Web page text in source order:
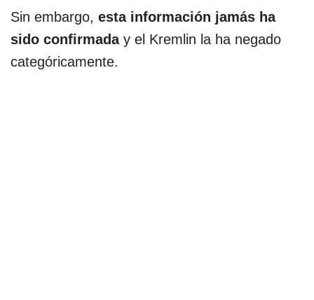
Sin embargo, esta información jamás ha
sido confirmaday el Kremlin la ha negado
categóricamente.